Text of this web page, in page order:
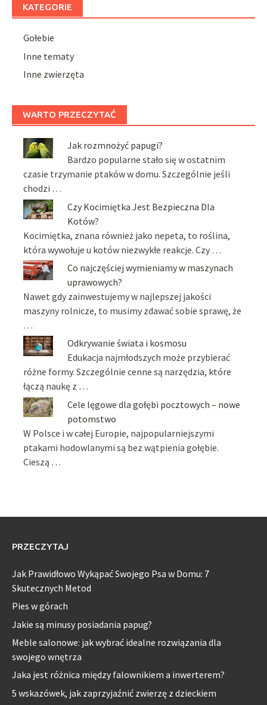
KATEGORIE
Gołebie
Inne tematy
Inne zwierzęta
WARTO PRZECZYTAĆ
Jak rozmnożyć papugi?
Bardzo popularne stało się w ostatnim
czasie trzymanie ptaków w domu. Szczególnie jeśli
chodzi …
Czy Kocimiętka Jest Bezpieczna Dla
Kotów?
Kocimiętka, znana również jako nepeta, to roślina,
która wywołuje u kotów niezwykłe reakcje. Czy …
Co najczęściej wymieniamy w maszynach
uprawowych?
Nawet gdy zainwestujemy w najlepszej jakości
maszyny rolnicze, to musimy zdawać sobie sprawę, że
…
Odkrywanie świata i kosmosu
Edukacja najmłodszych może przybierać
różne formy. Szczególnie cenne są narzędzia, które
łączą naukę z …
Cele lęgowe dla gołębi pocztowych – nowe
potomstwo
W Polsce i w całej Europie, najpopularniejszymi
ptakami hodowlanymi są bez wątpienia gołębie.
Cieszą …
PRZECZYTAJ
Jak Prawidłowo Wykąpać Swojego Psa w Domu: 7
Skutecznych Metod
Pies w górach
Jakie są minusy posiadania papug?
Meble salonowe: jak wybrać idealne rozwiązania dla
swojego wnętrza
Jaka jest różnica między falownikiem a inwerterem?
5 wskazówek, jak zaprzyjaźnić zwierzę z dzieckiem